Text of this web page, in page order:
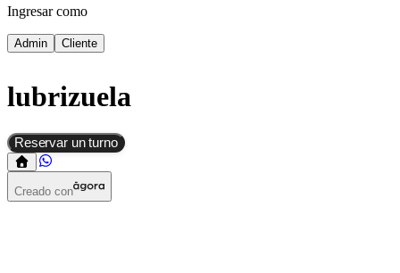
Ingresar como
Admin Cliente
lubrizuela
Reservar un turno
Creado con